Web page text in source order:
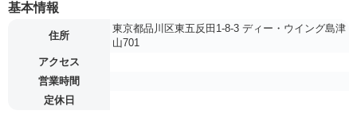
基本情報
住所
東京都品川区東五反田1-8-3 ディー・ウイング島津
山701
アクセス
営業時間
定休日